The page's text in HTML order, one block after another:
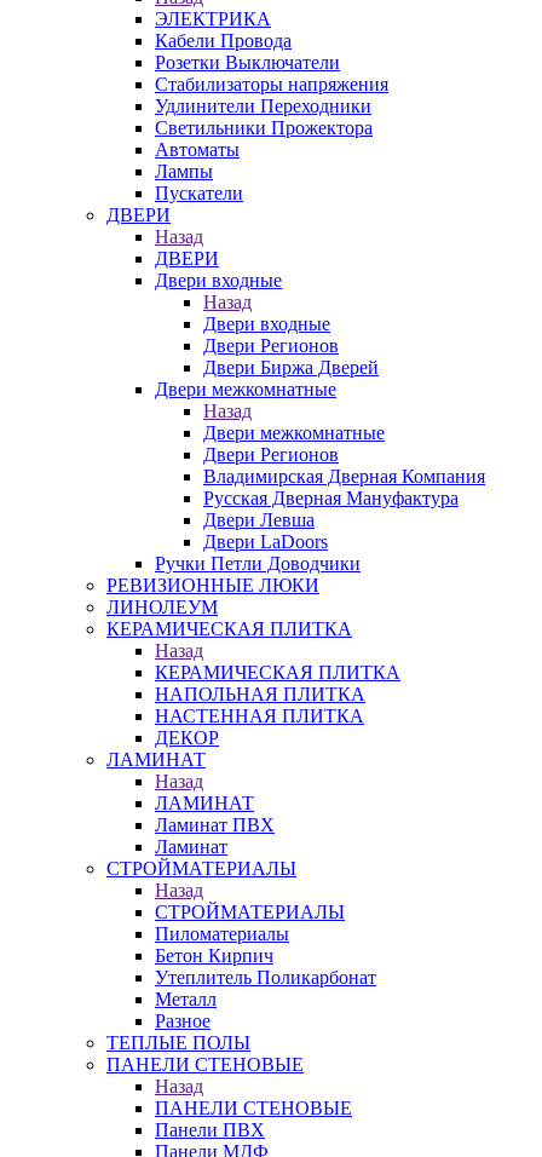
ЭЛЕКТРИКА
Кабели Провода
Розетки Выключатели
Стабилизаторы напряжения
Удлинители Переходники
Светильники Прожектора
Автоматы
Лампы
Пускатели
ДВЕРИ
Назад
ДВЕРИ
Двери входные
Назад
Двери входные
Двери Регионов
Двери Биржа Дверей
Двери межкомнатные
Назад
Двери межкомнатные
Двери Регионов
Владимирская Дверная Компания
Русская Дверная Мануфактура
Двери Левша
Двери LaDoors
Ручки Петли Доводчики
РЕВИЗИОННЫЕ ЛЮКИ
ЛИНОЛЕУМ
КЕРАМИЧЕСКАЯ ПЛИТКА
Назад
КЕРАМИЧЕСКАЯ ПЛИТКА
НАПОЛЬНАЯ ПЛИТКА
НАСТЕННАЯ ПЛИТКА
ДЕКОР
ЛАМИНАТ
Назад
ЛАМИНАТ
Ламинат ПВХ
Ламинат
СТРОЙМАТЕРИАЛЫ
Назад
СТРОЙМАТЕРИАЛЫ
Пиломатериалы
Бетон Кирпич
Утеплитель Поликарбонат
Металл
Разное
ТЕПЛЫЕ ПОЛЫ
ПАНЕЛИ СТЕНОВЫЕ
Назад
ПАНЕЛИ СТЕНОВЫЕ
Панели ПВХ
Панели МДФ